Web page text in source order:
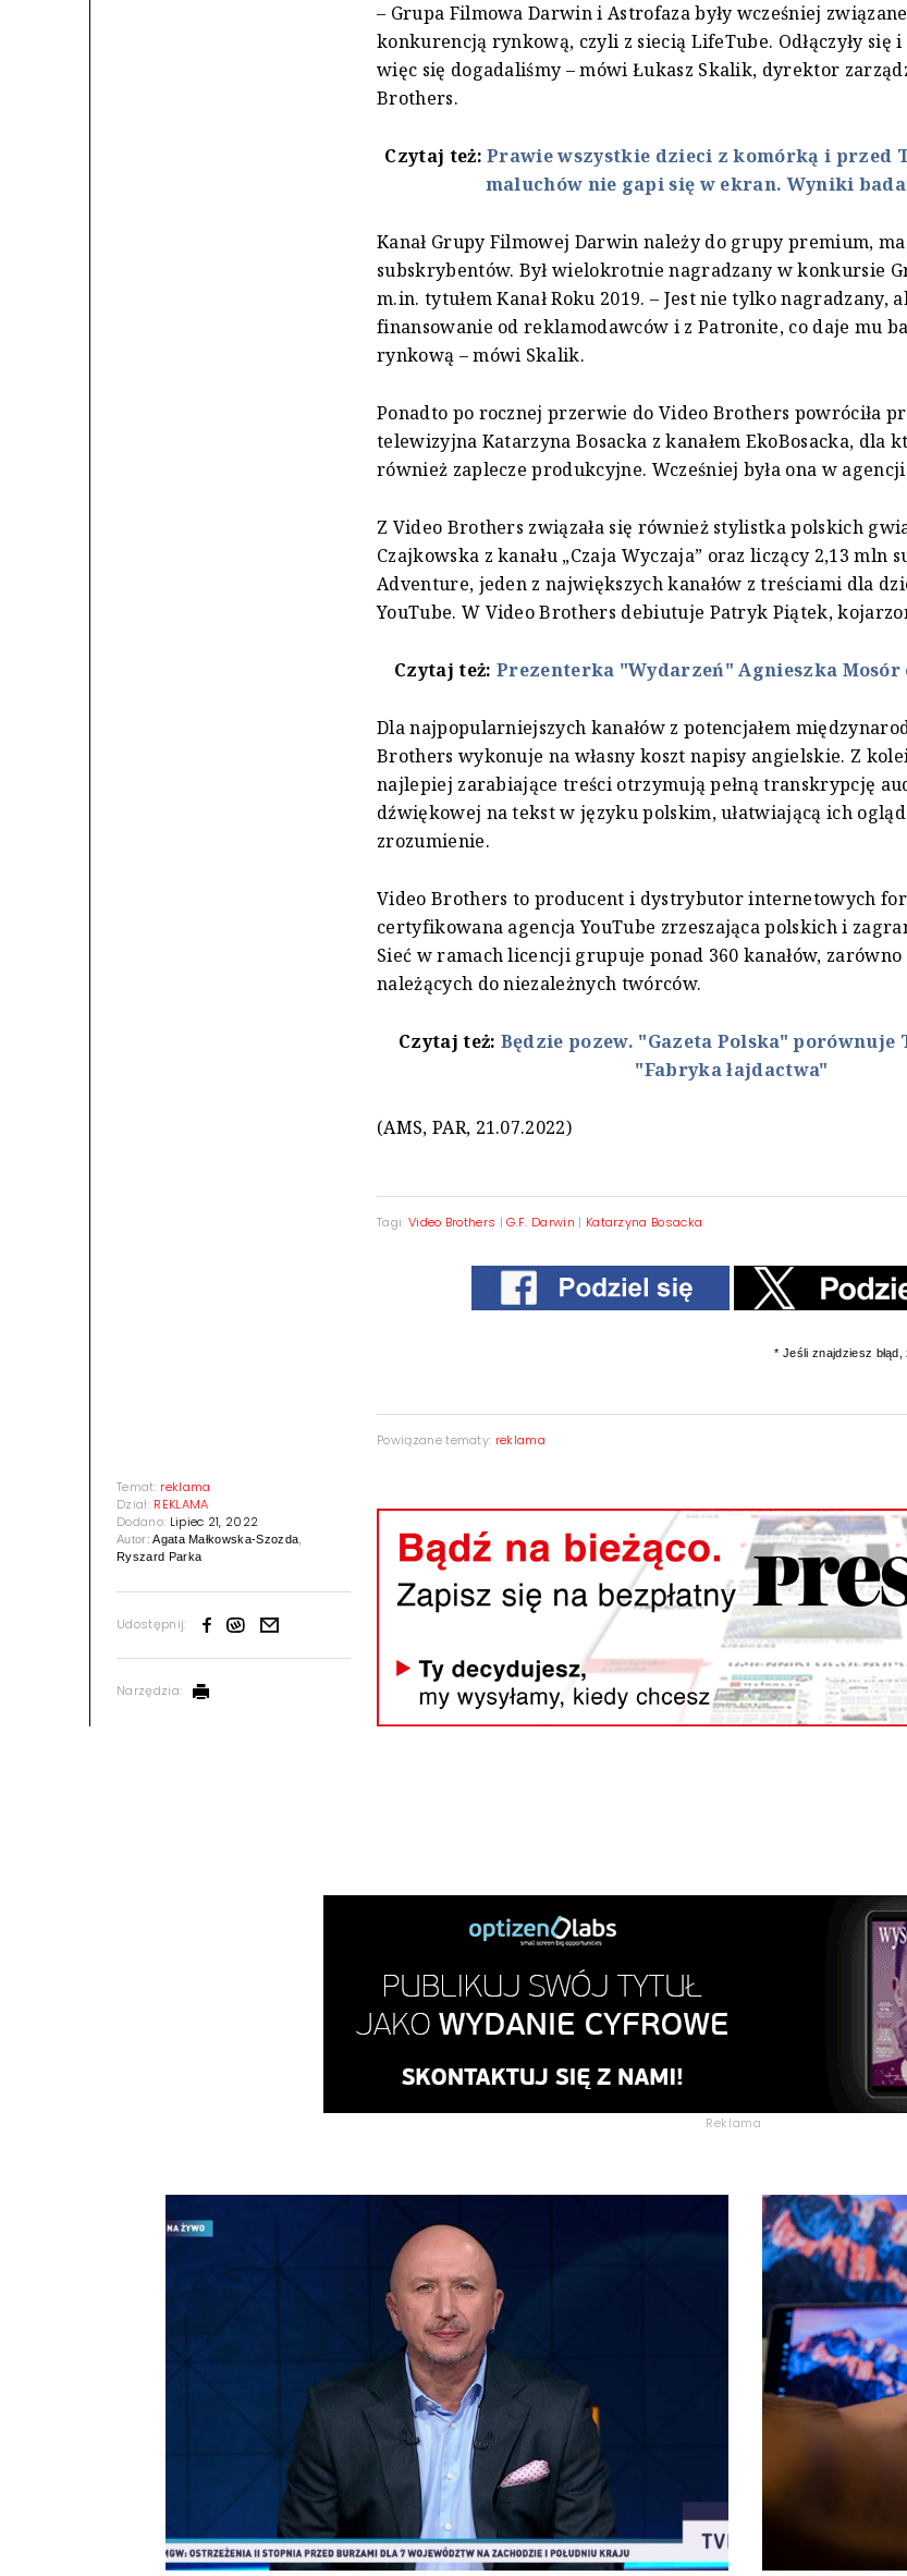
Temat: reklama
Dział: REKLAMA
Dodano: Lipiec 21, 2022
Autor:Agata Małkowska-Szozda
Ryszard Parka
Udostępnij:
Narzędzia:
– Grupa Filmowa Darwin i Astrofaza były wcześniej
konkurencją rynkową, czyli z siecią LifeTube. Odłączyły się
więc się dogadaliśmy – mówi Łukasz Skalik, dyrektor
Brothers.
Czytaj też:Prawie wszystkie dzieci z komórką i przed
maluchów nie gapi się w ekran. Wyniki
Kanał Grupy Filmowej Darwin należy do grupy premium,
subskrybentów. Był wielokrotnie nagradzany w konkursie
m.in. tytułem Kanał Roku 2019. – Jest nie tylko nagradzany,
finansowanie od reklamodawców i z Patronite, co daje mu
rynkową – mówi Skalik.
Ponadto po rocznej przerwie do Video Brothers powróciła
telewizyjna Katarzyna Bosacka z kanałem EkoBosacka, dla
również zaplecze produkcyjne. Wcześniej była ona w
Z Video Brothers związała się również stylistka polskich
Czajkowska z kanału „Czaja Wyczaja” oraz liczący 2,13 mln
Adventure, jeden z największych kanałów z treściami dla
YouTube. W Video Brothers debiutuje Patryk Piątek,
Czytaj też: Prezenterka "Wydarzeń" Agnieszka Mosór
Dla najpopularniejszych kanałów z potencjałem
Brothers wykonuje na własny koszt napisy angielskie. Z
najlepiej zarabiające treści otrzymują pełną transkrypcję
dźwiękowej na tekst w języku polskim, ułatwiającą ich
zrozumienie.
Video Brothers to producent i dystrybutor internetowych
certyfikowana agencja YouTube zrzeszająca polskich i
Sieć w ramach licencji grupuje ponad 360 kanałów, zarówno
należących do niezależnych twórców.
Czytaj też: Będzie pozew. "Gazeta Polska" porównuje
"Fabryka łajdactwa"
(AMS, PAR, 21.07.2022)
Tagi: Video Brothers |G.F. Darwin | Katarzyna Bosacka
* Jeśli znajdziesz
Powiązane tematy: reklama
Reklama